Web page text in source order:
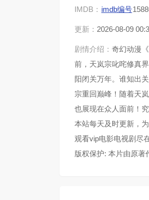
第45集
第53集
第57集
第61集
第65集
IMDB： imdb编号
更新： 2026-08-09
剧情介绍： 奇幻动漫
前，天岚宗叱咤修真
阳闭关万年。谁知出
宗重回巅峰！随着天
也展现在众人面前！
本站每天及时更新，
观看vip电影电视剧尽
版权保护: 本片由原著